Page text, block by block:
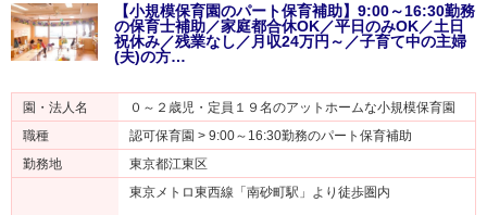
【小規模保育園のパート保育補助】9:00～16:30勤務
の保育士補助／家庭都合休OK／平日のみOK／土日
祝休み／残業なし／月収24万円～／子育て中の主婦
(夫)の方…
園・法人名
０～２歳児・定員１９名のアットホームな小規模保育園
職種
認可保育園 > 9:00～16:30勤務のパート保育補助
勤務地
東京都江東区
東京メトロ東西線「南砂町駅」より徒歩圏内